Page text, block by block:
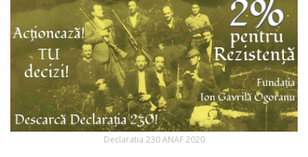
Declaratia 230 ANAF 2020